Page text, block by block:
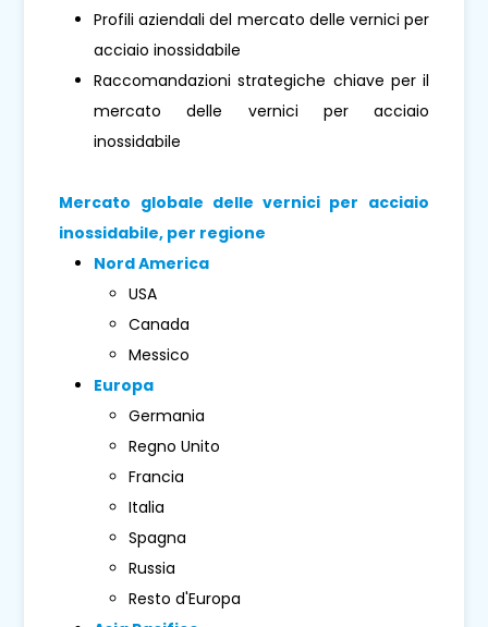
Profili aziendali del mercato delle vernici per
acciaio inossidabile
Raccomandazioni strategiche chiave per il
mercato delle vernici per acciaio
inossidabile
Mercato globale delle vernici per acciaio
inossidabile, per regione
Nord America
USA
Canada
Messico
Europa
Germania
Regno Unito
Francia
Italia
Spagna
Russia
Resto d'Europa